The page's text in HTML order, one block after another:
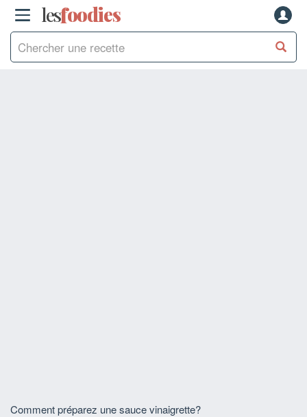
lesfoodies
Comment préparez une sauce vinaigrette?